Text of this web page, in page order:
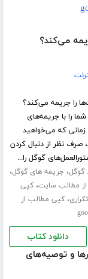
می‌کند؟
را جریمه می‌کند؟
را با جریمه‌های
که می‌خواهید
صرف نظر از دنبال کردن
گوگل را...
گوگل، جریمه های گوگل،
از مطالب سایت،کپی
،کپی مطالب از
دانلود کتاب
و توصیه‌های